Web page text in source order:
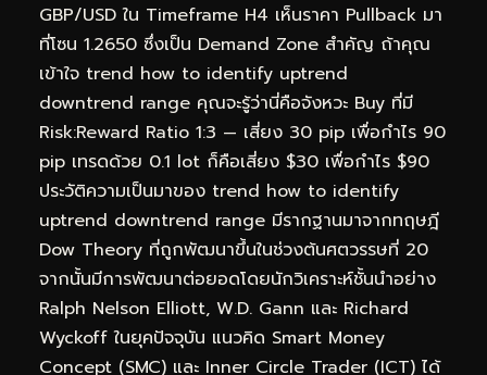
GBP/USD ใน Timeframe H4 เห็นราคา Pullback มา
ที่โซน 1.2650 ซึ่งเป็น Demand Zone สำคัญ ถ้าคุณ
เข้าใจ trend how to identify uptrend
downtrend range คุณจะรู้ว่านี่คือจังหวะ Buy ที่มี
Risk:Reward Ratio 1:3 — เสี่ยง 30 pip เพื่อกำไร 90
pip เทรดด้วย 0.1 lot ก็คือเสี่ยง $30 เพื่อกำไร $90
ประวัติความเป็นมาของ trend how to identify
uptrend downtrend range มีรากฐานมาจากทฤษฎี
Dow Theory ที่ถูกพัฒนาขึ้นในช่วงต้นศตวรรษที่ 20
จากนั้นมีการพัฒนาต่อยอดโดยนักวิเคราะห์ชั้นนำอย่าง
Ralph Nelson Elliott, W.D. Gann และ Richard
Wyckoff ในยุคปัจจุบัน แนวคิด Smart Money
Concept (SMC) และ Inner Circle Trader (ICT) ได้